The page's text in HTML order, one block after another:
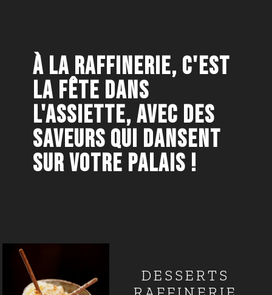
À LA RAFFINERIE, C'EST
LA FÊTE DANS
L'ASSIETTE, AVEC DES
SAVEURS QUI DANSENT
SUR VOTRE PALAIS !
DESSERTS